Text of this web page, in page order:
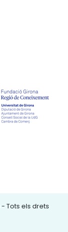
- Tots els drets